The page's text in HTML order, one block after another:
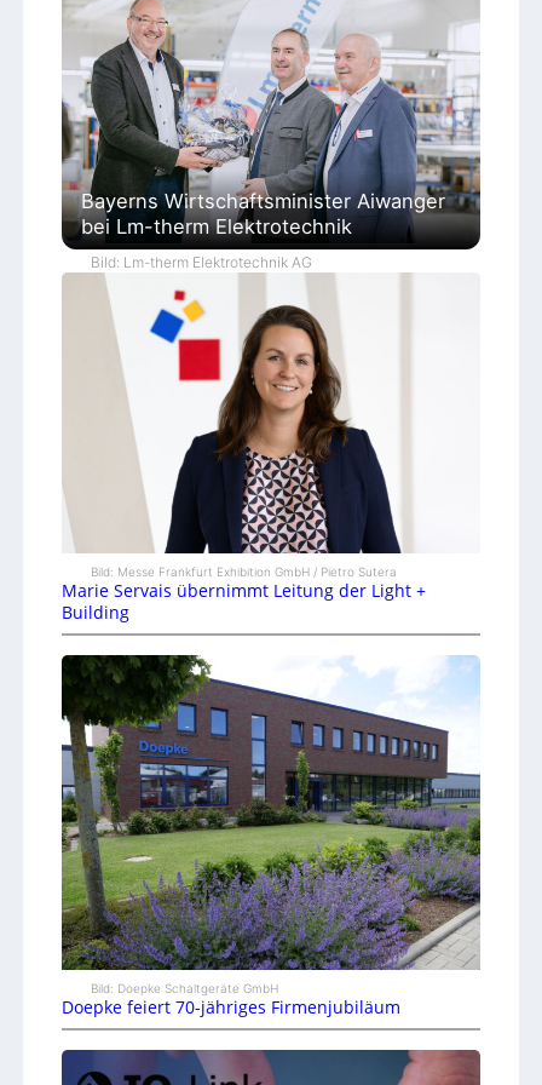
Bayerns Wirtschaftsminister Aiwanger
bei Lm-therm Elektrotechnik
Bild: Lm-therm Elektrotechnik AG
Bild: Messe Frankfurt Exhibition GmbH / Pietro Sutera
Marie Servais übernimmt Leitung der Light +
Building
Bild: Doepke Schaltgeräte GmbH
Doepke feiert 70-jähriges Firmenjubiläum